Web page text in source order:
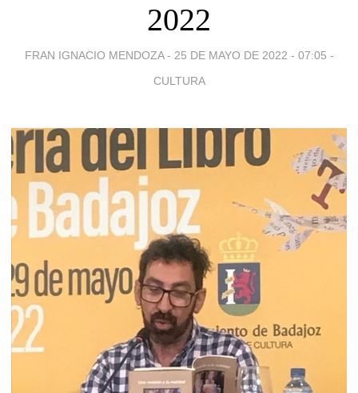
2022
FRAN IGNACIO MENDOZA - 25 DE MAYO DE 2022 - 07:05 -
CULTURA